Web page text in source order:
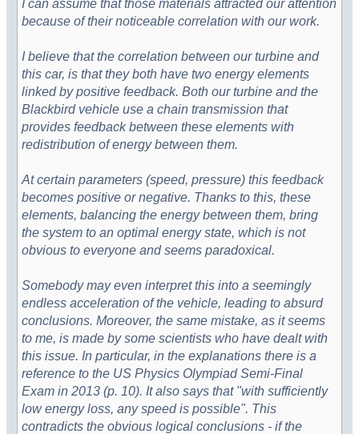
I can assume that those materials attracted our attention
because of their noticeable correlation with our work.
I believe that the correlation between our turbine and
this car, is that they both have two energy elements
linked by positive feedback. Both our turbine and the
Blackbird vehicle use a chain transmission that
provides feedback between these elements with
redistribution of energy between them.
At certain parameters (speed, pressure) this feedback
becomes positive or negative. Thanks to this, these
elements, balancing the energy between them, bring
the system to an optimal energy state, which is not
obvious to everyone and seems paradoxical.
Somebody may even interpret this into a seemingly
endless acceleration of the vehicle, leading to absurd
conclusions. Moreover, the same mistake, as it seems
to me, is made by some scientists who have dealt with
this issue. In particular, in the explanations there is a
reference to the US Physics Olympiad Semi-Final
Exam in 2013 (p. 10). It also says that "with sufficiently
low energy loss, any speed is possible". This
contradicts the obvious logical conclusions - if the